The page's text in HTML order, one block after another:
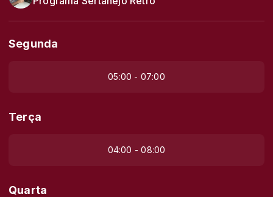
Segunda
05:00 - 07:00
Terça
04:00 - 08:00
Quarta